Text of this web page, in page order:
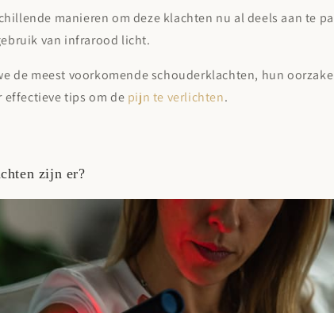
manieren om deze klachten nu al deels aan te
van infrarood licht.
de meest voorkomende schouderklachten, hun
effectieve tips om de pijn te verlichten.
zijn er?